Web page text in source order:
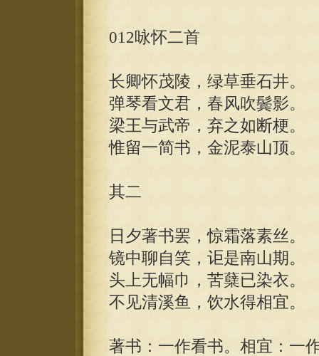
012咏怀二首
长卿怀茂陵，绿草垂石井。
弹琴看文君，春风吹鬓影。
梁王与武帝，弃之如断梗。
惟留一简书，金泥泰山顶。
其二
日夕著书罢，惊霜落素丝。
镜中聊自笑，讵是南山期。
头上无幅巾，苦蘖已染衣。
不见清溪鱼，饮水得相宜。
著书：一作看书。相宜：一